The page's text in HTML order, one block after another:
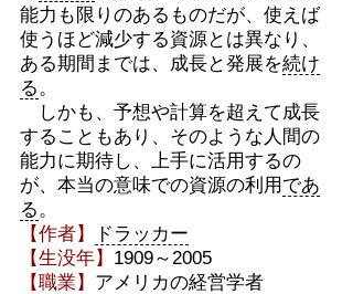
能力も限りのあるものだが、使えば
使うほど減少する資源とは異なり、
ある期間までは、成長と発展を続け
る。
しかも、予想や計算を超えて成長
することもあり、そのような人間の
能力に期待し、上手に活用するの
が、本当の意味での資源の利用 であ
る。
【作者】
ドラッカー
【生没年】 1909～2005
【職業】 アメリカの経営学者